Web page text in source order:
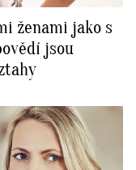
ženami jako s
jsou